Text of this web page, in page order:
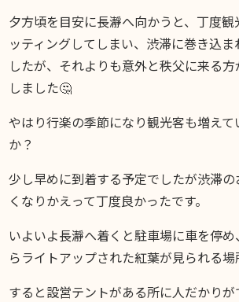
夕方頃を目安に長瀞へ向かうと、丁度
ッティングしてしまい、渋滞に巻き込
したが、それよりも意外と秩父に来る
しました🤔
やはり行楽の季節になり観光客も増えて
か？
少し早めに到着する予定でしたが渋滞
くなりかえって丁度良かったです。
いよいよ長瀞へ着くと駐車場に車を停
らライトアップされた紅葉が見られる
すると設営テントがある所に人だかりが